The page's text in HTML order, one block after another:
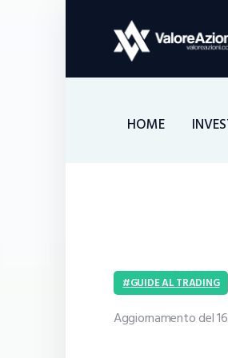
HOME
GUIDE AL TRADING
Aggiornamento del